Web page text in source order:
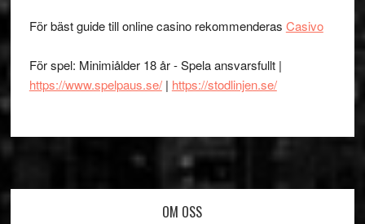
För bäst guide till online casino rekommenderas Casivo
För spel: Minimiålder 18 år - Spela ansvarsfullt |
https://www.spelpaus.se/| https://stodlinjen.se/
OM OSS